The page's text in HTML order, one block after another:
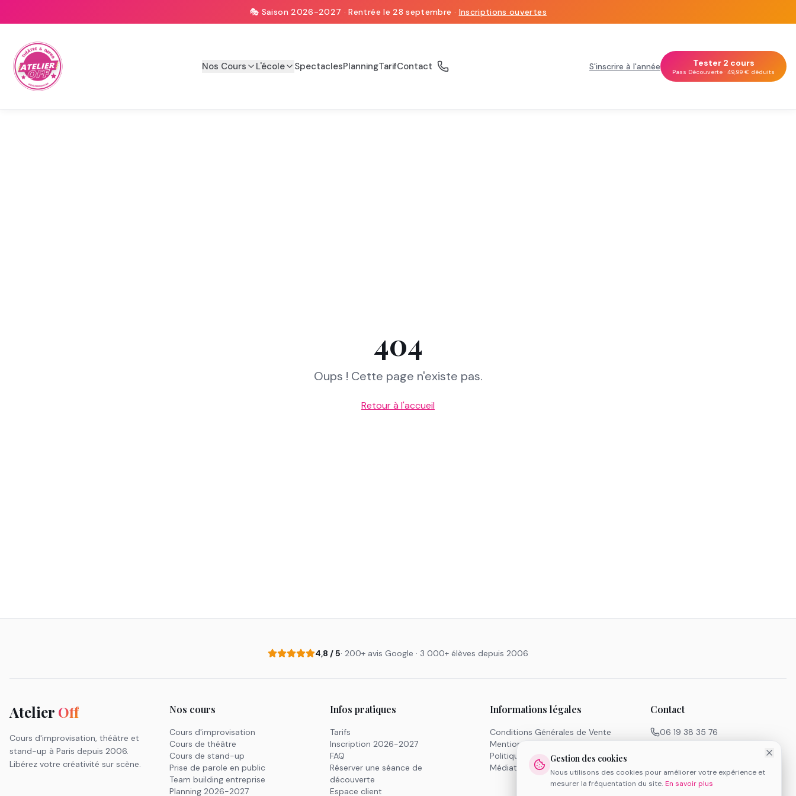
🎭 Saison 2026-2027 · Rentrée le 28 septembre · Inscriptions ouvertes
Nos Cours L'école SpectaclesPlanningTarifContact S'inscrire à l'année Tester 2 cours
Pass Découverte · 49,99 € déduits
404
Oups ! Cette page n'existe pas.
Retour à l'accueil
4,8 / 5· 200+ avis Google · 3 000+ élèves depuis 2006
Atelier Off
Cours d'improvisation, théâtre et
stand-up à Paris depuis 2006.
Libérez votre créativité sur scène.
Nos cours
Cours d'improvisation
Cours de théâtre
Cours de stand-up
Prise de parole en public
Team building entreprise
Planning 2026-2027
Infos pratiques
Tarifs
Inscription 2026-2027
FAQ
Réserver une séance de
découverte
Espace client
Informations légales
Conditions Générales de Vente
Mentions légales
Politique de cookies
Médiation de la consommation
Contact
06 19 38 35 76
InstagramFacebook
Gestion des cookies
Nous utilisons des cookies pour améliorer votre expérience et
mesurer la fréquentation du site. En savoir plus